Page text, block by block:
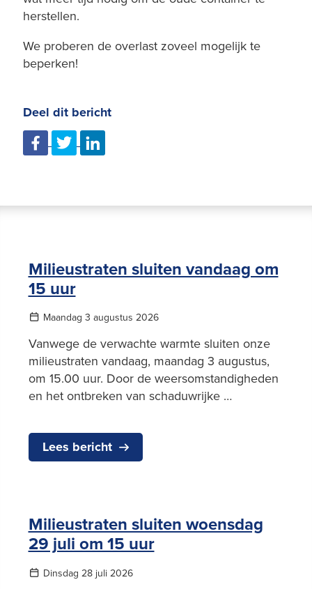
herstellen.
We proberen de overlast zoveel mogelijk te
beperken!
Deel dit bericht
Milieustraten sluiten vandaag om
15 uur
Maandag 3 augustus 2026
Vanwege de verwachte warmte sluiten onze
milieustraten vandaag, maandag 3 augustus,
om 15.00 uur. Door de weersomstandigheden
en het ontbreken van schaduwrijke …
Lees bericht
Milieustraten sluiten woensdag
29 juli om 15 uur
Dinsdag 28 juli 2026